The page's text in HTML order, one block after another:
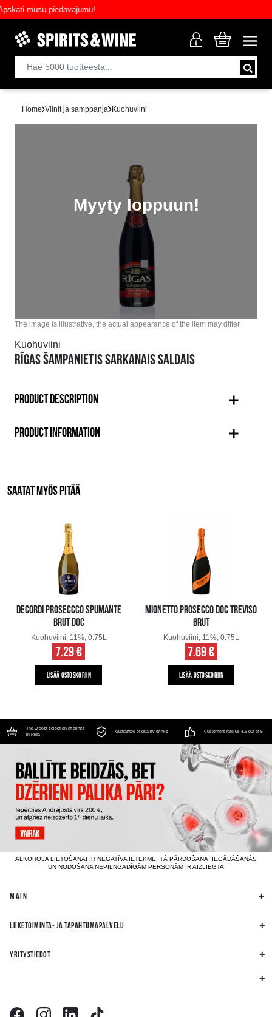
mūsu piedāvājumu!
Home Viinit ja samppanja Kuohuviini
Myyty loppuun!
The image is illustrative, the actual appearance of the item may differ
Kuohuviini
RĪGAS ŠAMPANIETIS SARKANAIS SALDAIS
PRODUCT DESCRIPTION
PRODUCT INFORMATION
SAATAT MYÖS PITÄÄ
DECORDI PROSECCCO SPUMANTE
BRUT DOC
Kuohuviini, 11%, 0.75L
7.29 €
LISÄÄ OSTOSKORIIN
MIONETTO PROSECCO DOC TREVISO
BRUT
Kuohuviini, 11%, 0.75L
7.69 €
LISÄÄ OSTOSKORIIN
The widest selection of drinks
in Riga
Guarantee of quality drinks Customers rate us 4.6 out of 5
ALKOHOLA LIETOŠANAI IR NEGATĪVA IETEKME, TĀ PĀRDOŠANA, IEGĀDĀŠANĀS
UN NODOŠANA NEPILNGADĪGĀM PERSONĀM IR AIZLIEGTA
MAIN
LIIKETOIMINTA- JA TAPAHTUMAPALVELU
YRITYSTIEDOT